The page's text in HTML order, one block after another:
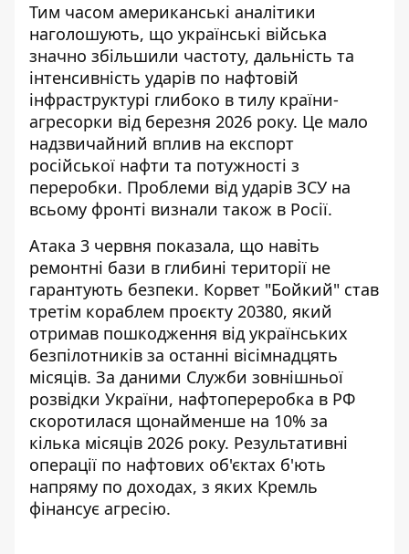
Тим часом американські аналітики
наголошують, що українські війська
значно збільшили частоту, дальність та
інтенсивність ударів по нафтовій
інфраструктурі глибоко в тилу країни-
агресорки від березня 2026 року. Це мало
надзвичайний вплив на експорт
російської нафти та потужності з
переробки. Проблеми від ударів ЗСУ на
всьому фронті визнали також в Росії.
Атака 3 червня показала, що навіть
ремонтні бази в глибині території не
гарантують безпеки. Корвет "Бойкий" став
третім кораблем проєкту 20380, який
отримав пошкодження від українських
безпілотників за останні вісімнадцять
місяців. За даними Служби зовнішньої
розвідки України, нафтопереробка в РФ
скоротилася щонайменше на 10% за
кілька місяців 2026 року. Результативні
операції по нафтових об'єктах б'ють
напряму по доходах, з яких Кремль
фінансує агресію.